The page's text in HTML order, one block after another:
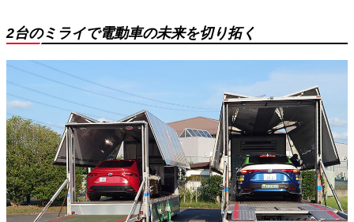
2台のミライで電動車の未来を切り拓く